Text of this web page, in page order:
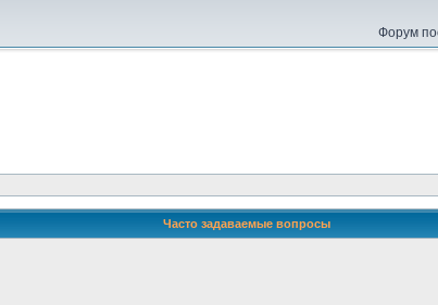
Форум
Часто задаваемые вопросы